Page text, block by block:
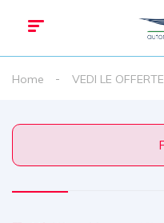
Home VEDI LE OFFERTE